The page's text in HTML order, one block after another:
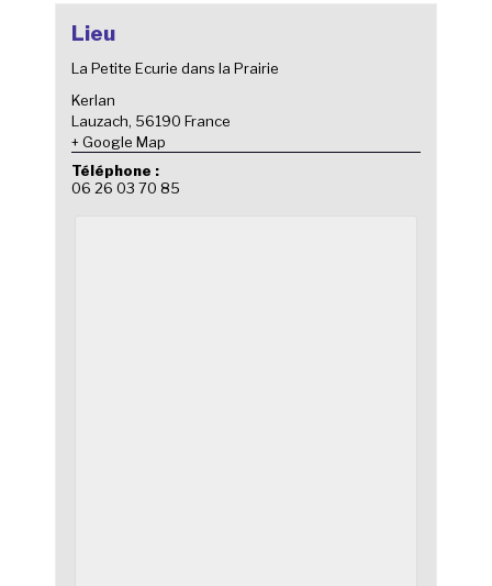
Lieu
La Petite Ecurie dans la Prairie
Kerlan
Lauzach, 56190 France
+ Google Map
Téléphone :
06 26 03 70 85